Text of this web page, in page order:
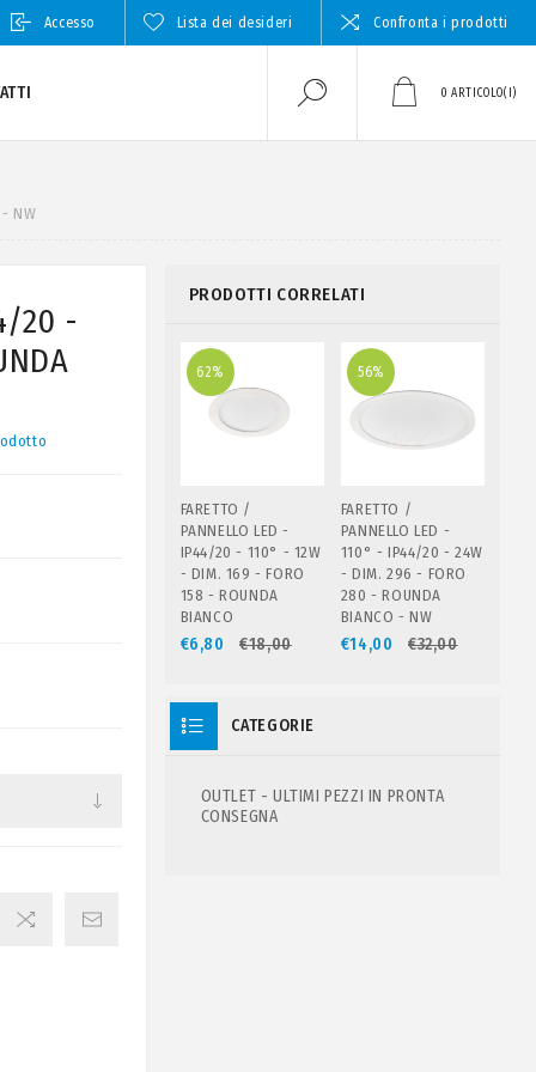
Accesso Lista dei desideri Confronta i prodotti
0 ARTICOLO(I)
- NW
20 -
PRODOTTI CORRELATI
62%
FARETTO /
PANNELLO LED -
IP44/20 - 110° - 12W
- DIM. 169 - FORO
158 - ROUNDA
BIANCO
€6,80 €18,00
56%
FARETTO /
PANNELLO LED -
110° - IP44/20 - 24W
- DIM. 296 - FORO
280 - ROUNDA
BIANCO - NW
€14,00 €32,00
CATEGORIE
OUTLET - ULTIMI PEZZI IN PRONTA
CONSEGNA